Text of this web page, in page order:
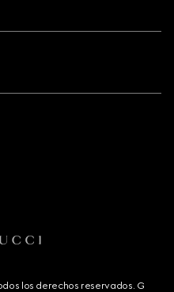
los derechos reservados. G